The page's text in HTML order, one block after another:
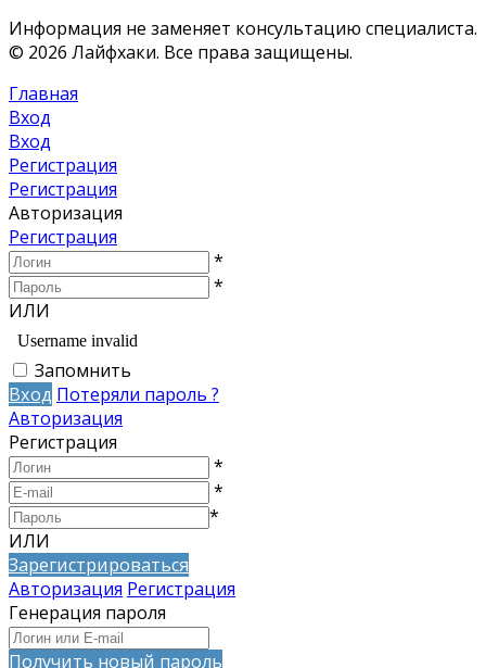
Информация не заменяет консультацию специалиста.
© 2026 Лайфхаки. Все права защищены.
Главная
Вход
Вход
Регистрация
Регистрация
Авторизация
Регистрация
*
*
ИЛИ
Запомнить
Вход Потеряли пароль ?
Авторизация
Регистрация
*
*
*
ИЛИ
Зарегистрироваться
Авторизация Регистрация
Генерация пароля
Получить новый пароль